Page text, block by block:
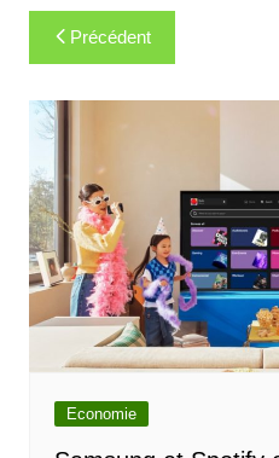
Navigation
de
l’article
Précédent
Economie